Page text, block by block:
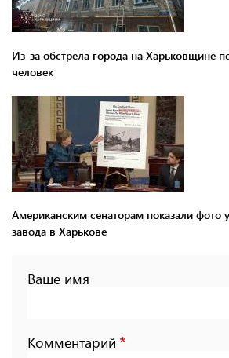
Из-за обстрела города на Харьковщине
человек
Американским сенаторам показали фото
завода в Харькове
Ваше имя
Комментарий